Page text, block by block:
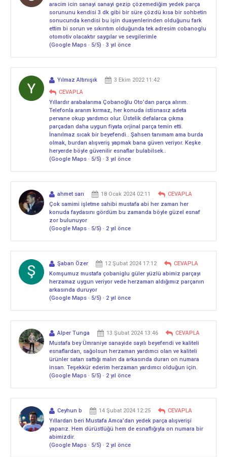
aracim icin sanayi sanayi gezip çözemediğim yedek parça
sorununu kendisi 3 dk gibi bir süre çözdü kısa bir sohbetin
sonucunda kendisi bu işin duayenlerinden olduğunu fark
ettim bi sorun ve sıkıntım olduğunda tek adresim cobanoglu
otomotiv olacaktır saygılar ve sevgilerimle
(Google Maps · 5/5) · 3 yıl önce
Yılmaz Altınışık
3 Ekim 2022 11:42
CEVAPLA
Yıllardır arabalarıma Çobanoğlu Oto’dan parça alırım.
Telefonla ararım kırmaz, her konuda istisnasız adeta
pervane okup yardımcı olur. Üstelik defalarca çıkma
parçadan daha uygun fiyata orjinal parça temin etti.
İnanılmaz sıcak bir beyefendi.. Şahsen tanımam ama burda
olmak, burdan alışveriş yapmak bana güven veriyor. Keşke
heryerde böyle güvenilir esnaflar bulabilsek..
(Google Maps · 5/5) · 3 yıl önce
ahmet sarı 18 Ocak 2024 02:11
CEVAPLA
Çok samimi işletme sahibi mustafa abi her zaman her
konuda faydasını gördüm bu zamanda böyle güzel esnaf
zor bulunuyor
(Google Maps · 5/5) · 2 yıl önce
Şaban Özer 12 Şubat 2024 17:12
CEVAPLA
Komşumuz mustafa çobaniglu güler yüzlü abimiz parçayı
herzamaz uygun veriyor vede herzaman aldığımız parçanın
arkasında duruyor
(Google Maps · 5/5) · 2 yıl önce
Alper Tunga 13 Şubat 2024 13:46
CEVAPLA
Mustafa bey Ümraniye sanayide sayılı beyefendi ve kaliteli
esnaflardan, sağolsun herzaman yardımcı olan ve kaliteli
ürünler satan sattığı malın da arkasında duran on numara
insan. Teşekkür ederim herzaman yardımcı olduğun için.
(Google Maps · 5/5) · 2 yıl önce
Ceyhun b 14 Şubat 2024 12:25
CEVAPLA
Yıllardan beri Mustafa Amca’dan yedek parça alışverişi
yaparız. Hem dürüstlüğü hem de esnaflığıyla on numara bir
abimizdir.
(Google Maps · 5/5) · 2 yıl önce